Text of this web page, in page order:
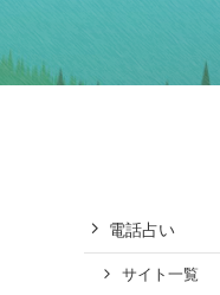
電話占い
サイト一覧